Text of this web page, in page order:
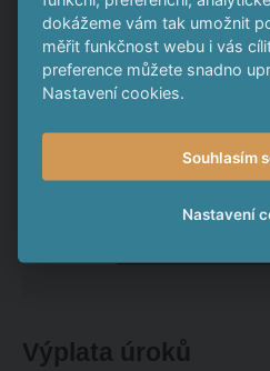
Stav emise Pozastaveno
Výplata úroků
dokážeme vám tak umožnit
měřit funkčnost webu i vás
preference můžete snadno
Nastavení cookies.
Souhlasím
Nastavení